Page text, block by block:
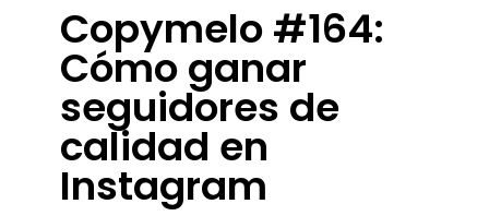
Copymelo #164:
Cómo ganar
seguidores de
calidad en
Instagram